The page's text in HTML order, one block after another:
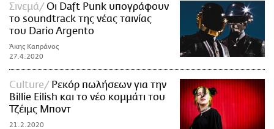
Σινεμά
Οι Daft Punk υπογράφουν
το soundtrack της νέας ταινίας
του Dario Argento
Άκης Καπράνος
27.4.2020
Culture
Ρεκόρ πωλήσεων για την
Billie Eilish και το νέο κομμάτι του
Τζέιμς Μποντ
21.2.2020